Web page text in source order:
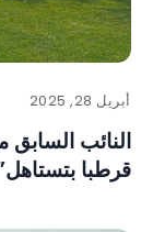
أبريل 28, 2025
النائب السابق
قرطبا